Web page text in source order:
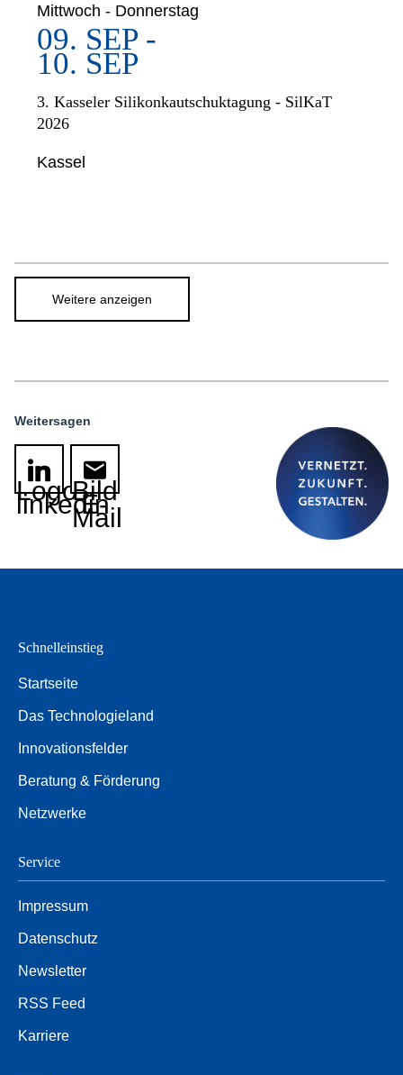
Mittwoch - Donnerstag
09. SEP -
10. SEP
3. Kasseler Silikonkautschuktagung - SilKaT
2026
Kassel
Weitere anzeigen
Weitersagen
Logo
linkedin
Bild
E-
Mail
Schnelleinstieg
Startseite
Das Technologieland
Innovationsfelder
Beratung & Förderung
Netzwerke
Service
Impressum
Datenschutz
Newsletter
RSS Feed
Karriere